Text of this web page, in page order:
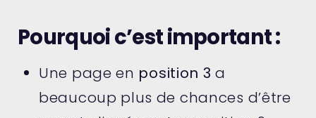
Pourquoi c’est important :
Une page en position 3 a
beaucoup plus de chances d’être